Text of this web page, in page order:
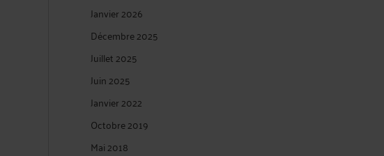
Janvier 2026
Décembre 2025
Juillet 2025
Juin 2025
Janvier 2022
Octobre 2019
Mai 2018